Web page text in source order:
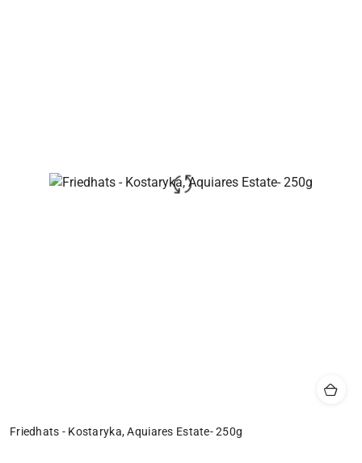
Friedhats - Kostaryka, Aquiares Estate- 250g